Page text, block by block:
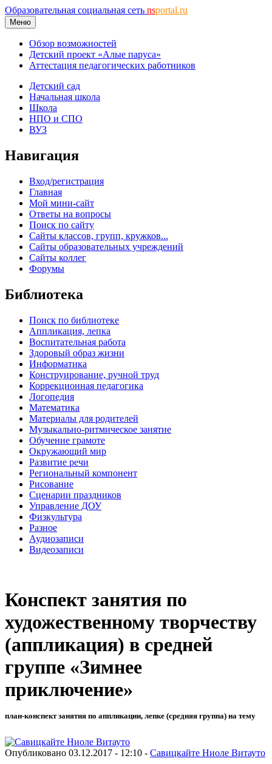
Образовательная социальная сеть nsportal.ru
Меню
Обзор возможностей
Детский проект «Алые паруса»
Аттестация педагогических работников
Детский сад
Начальная школа
Школа
НПО и СПО
ВУЗ
Навигация
Вход/регистрация
Главная
Мой мини-сайт
Ответы на вопросы
Поиск по сайту
Сайты классов, групп, кружков...
Сайты образовательных учреждений
Сайты коллег
Форумы
Библиотека
Поиск по библиотеке
Аппликация, лепка
Воспитательная работа
Здоровый образ жизни
Информатика
Конструирование, ручной труд
Коррекционная педагогика
Логопедия
Математика
Материалы для родителей
Музыкально-ритмическое занятие
Обучение грамоте
Окружающий мир
Развитие речи
Региональный компонент
Рисование
Сценарии праздников
Управление ДОУ
Физкультура
Разное
Аудиозаписи
Видеозаписи
Конспект занятия по
художественному творчеству
(аппликация) в средней
группе «Зимнее
приключение»
план-конспект занятия по аппликации, лепке (средняя группа) на тему
Опубликовано 03.12.2017 - 12:10 - Савицкайте Ниоле Витауто